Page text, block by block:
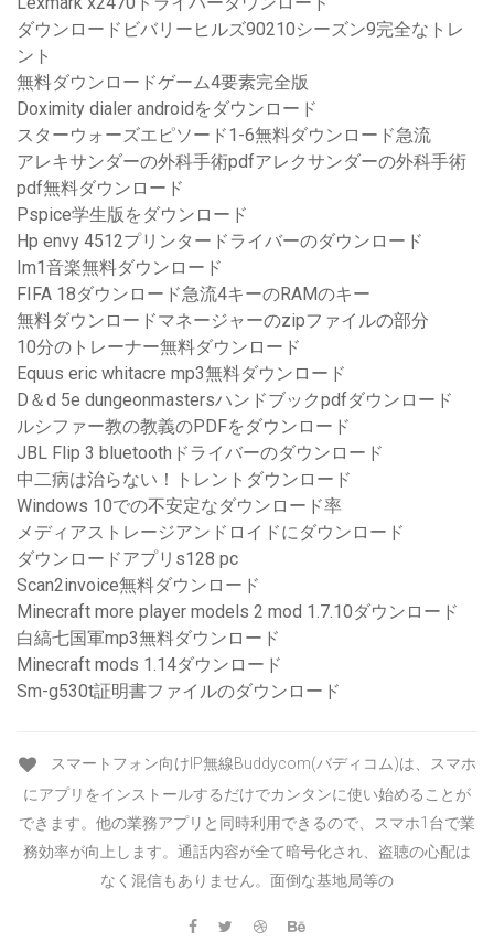
ダウンロードビバリーヒルズ90210シーズン9完全なトレ
ント
無料ダウンロードゲーム4要素完全版
Doximity dialer androidをダウンロード
スターウォーズエピソード1-6無料ダウンロード急流
アレキサンダーの外科手術pdfアレクサンダーの外科手術
pdf無料ダウンロード
Pspice学生版をダウンロード
Hp envy 4512プリンタードライバーのダウンロード
Im1音楽無料ダウンロード
FIFA 18ダウンロード急流4キーのRAMのキー
無料ダウンロードマネージャーのzipファイルの部分
10分のトレーナー無料ダウンロード
Equus eric whitacre mp3無料ダウンロード
D＆d 5e dungeonmastersハンドブックpdfダウンロード
ルシファー教の教義のPDFをダウンロード
JBL Flip 3 bluetoothドライバーのダウンロード
中二病は治らない！トレントダウンロード
Windows 10での不安定なダウンロード率
メディアストレージアンドロイドにダウンロード
ダウンロードアプリs128 pc
Scan2invoice無料ダウンロード
Minecraft more player models 2 mod 1.7.10ダウンロード
白縞七国軍mp3無料ダウンロード
Minecraft mods 1.14ダウンロード
Sm-g530t証明書ファイルのダウンロード
スマートフォン向けIP無線Buddycom(バディコム)は、スマホ
にアプリをインストールするだけでカンタンに使い始めることが
できます。他の業務アプリと同時利用できるので、スマホ1台で業
務効率が向上します。通話内容が全て暗号化され、盗聴の心配は
なく混信もありません。面倒な基地局等の